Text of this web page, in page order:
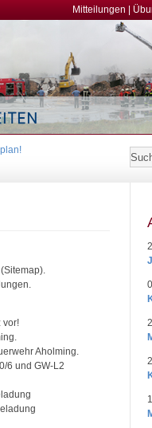
Mitteilungen
vor!
Aholming.
6 und GW-L2